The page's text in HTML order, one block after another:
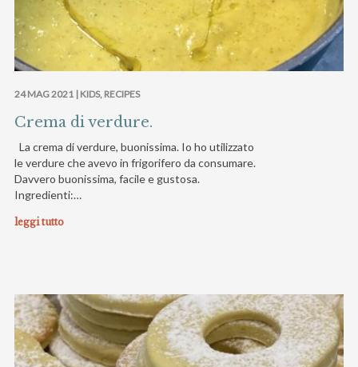
24 MAG 2021 | KIDS, RECIPES
Crema di verdure.
La crema di verdure, buonissima. Io ho utilizzato
le verdure che avevo in frigorifero da consumare.
Davvero buonissima, facile e gustosa.
Ingredienti:…
leggi tutto